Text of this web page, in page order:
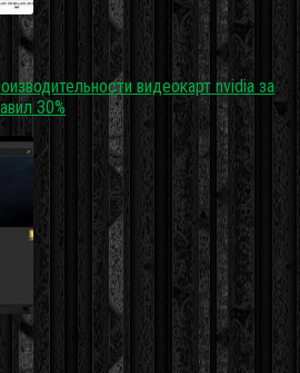
видеокарт nvidia за
30%